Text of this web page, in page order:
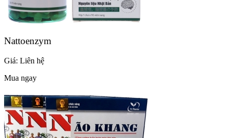
Nattoenzym
Giá: Liên hệ
Mua ngay